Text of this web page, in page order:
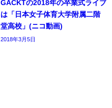
GACKTの2018年の卒業式ライブ
は「日本女子体育大学附属二階
堂高校」(ニコ動画)
2018年3月5日